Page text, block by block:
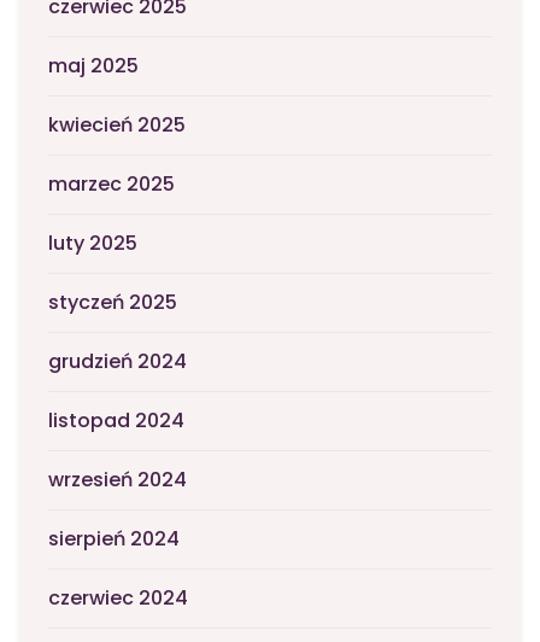
czerwiec 2025
maj 2025
kwiecień 2025
marzec 2025
luty 2025
styczeń 2025
grudzień 2024
listopad 2024
wrzesień 2024
sierpień 2024
czerwiec 2024